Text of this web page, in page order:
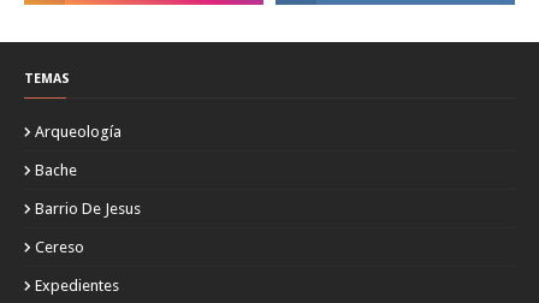
TEMAS
Arqueología
Bache
Barrio De Jesus
Cereso
Expedientes